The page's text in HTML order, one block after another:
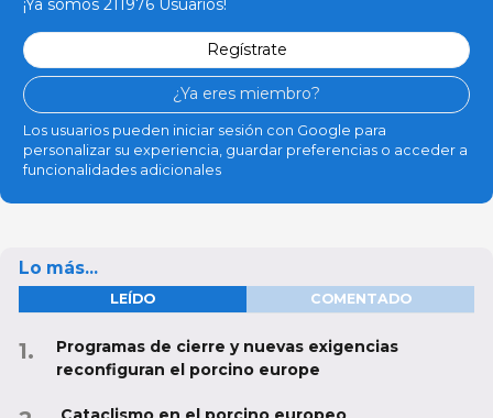
¡Ya somos 211976 Usuarios!
Regístrate
¿Ya eres miembro?
Los usuarios pueden iniciar sesión con Google para
personalizar su experiencia, guardar preferencias o acceder a
funcionalidades adicionales
Lo más...
LEÍDO COMENTADO
Programas de cierre y nuevas exigencias
reconfiguran el porcino europe